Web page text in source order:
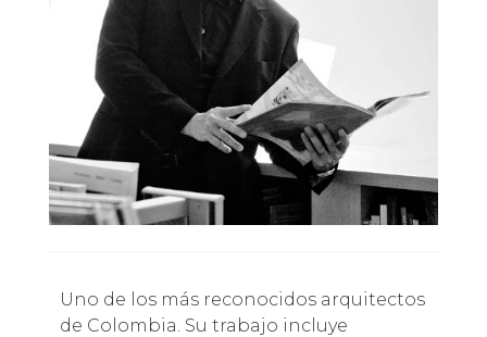
Uno de los más reconocidos arquitectos
de Colombia. Su trabajo incluye